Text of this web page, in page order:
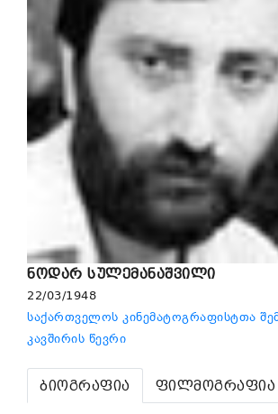
ნოდარ სულემანაშვილი
22/03/1948
საქართველოს კინემატოგრაფისტთა
კავშირის წევრი
ბიოგრაფია ფილმოგრაფია